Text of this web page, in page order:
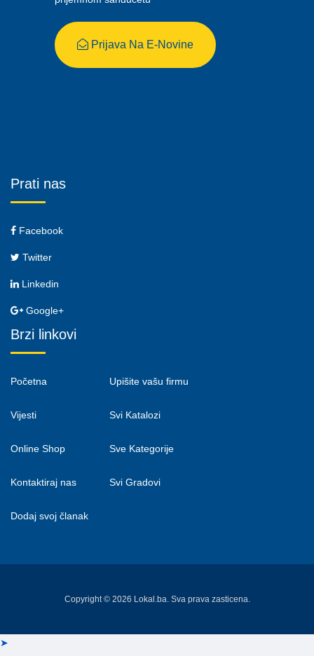
Prijava Na E-Novine
Prati nas
Facebook
Twitter
Linkedin
Google+
Brzi linkovi
Početna
Vijesti
Online Shop
Kontaktiraj nas
Dodaj svoj članak
Upišite vašu firmu
Svi Katalozi
Sve Kategorije
Svi Gradovi
Copyright © 2026 Lokal.ba. Sva prava zasticena.
➤